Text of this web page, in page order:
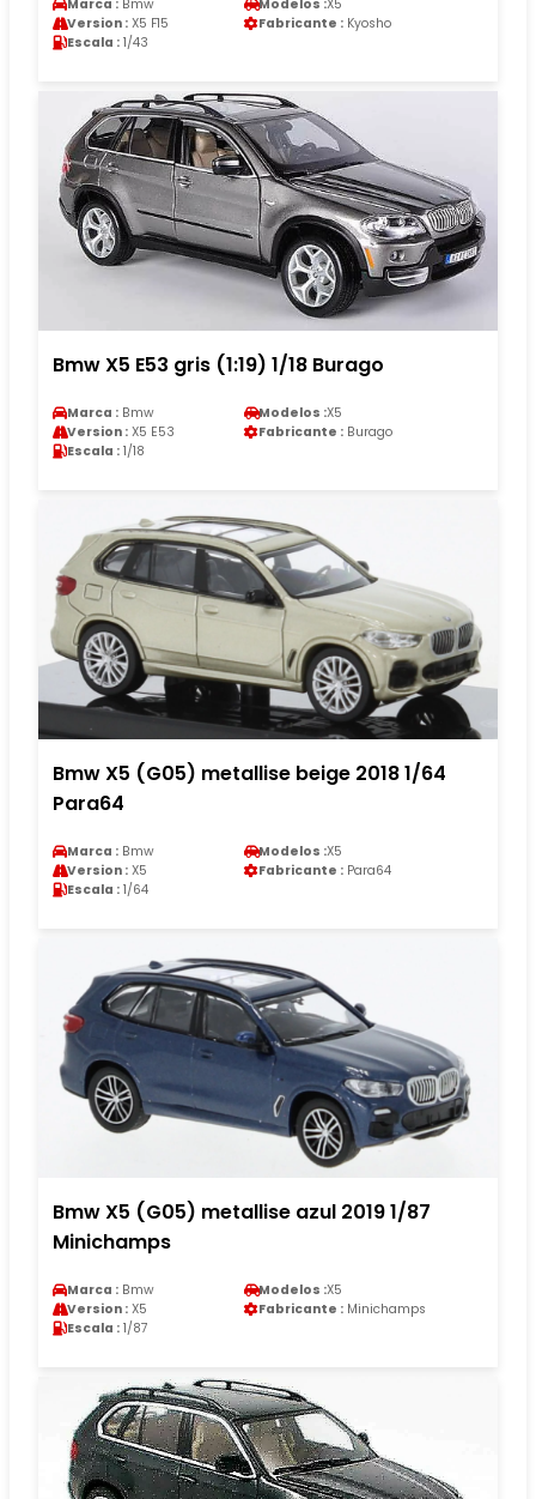
Marca : Bmw Modelos :X5
Version : X5 F15 Fabricante : Kyosho
Escala : 1/43
Bmw X5 E53 gris (1:19) 1/18 Burago
Marca : Bmw Modelos :X5
Version : X5 E53 Fabricante : Burago
Escala : 1/18
Bmw X5 (G05) metallise beige 2018 1/64
Para64
Marca : Bmw Modelos :X5
Version : X5 Fabricante : Para64
Escala : 1/64
Bmw X5 (G05) metallise azul 2019 1/87
Minichamps
Marca : Bmw Modelos :X5
Version : X5 Fabricante : Minichamps
Escala : 1/87